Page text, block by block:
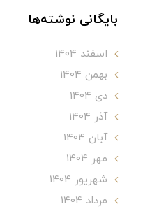
بایگانی نوشته‌ها
اسفند 1404
بهمن 1404
دی 1404
آذر 1404
آبان 1404
مهر 1404
شهریور 1404
مرداد 1404